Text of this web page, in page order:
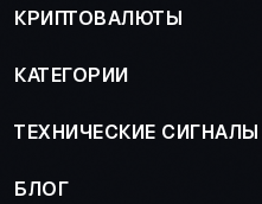
КРИПТОВАЛЮТЫ
КАТЕГОРИИ
ТЕХНИЧЕСКИЕ СИГНАЛЫ
БЛОГ